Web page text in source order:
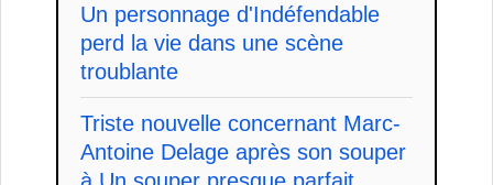
Un personnage d'Indéfendable
perd la vie dans une scène
troublante
Triste nouvelle concernant Marc-
Antoine Delage après son souper
à Un souper presque parfait